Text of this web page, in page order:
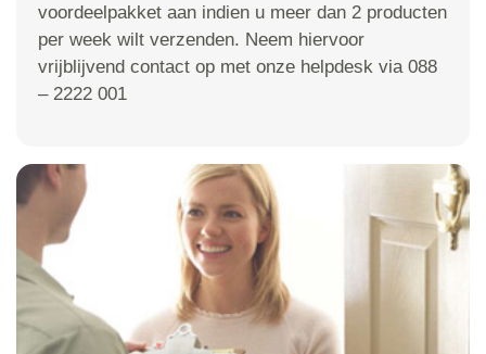
voordeelpakket aan indien u meer dan 2 producten
per week wilt verzenden. Neem hiervoor
vrijblijvend contact op met onze helpdesk via 088
– 2222 001